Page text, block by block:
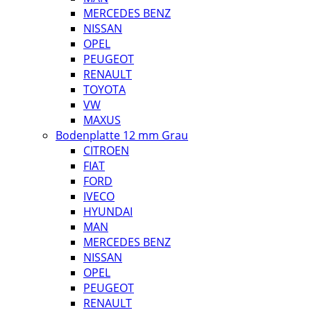
MERCEDES BENZ
NISSAN
OPEL
PEUGEOT
RENAULT
TOYOTA
VW
MAXUS
Bodenplatte 12 mm Grau
CITROEN
FIAT
FORD
IVECO
HYUNDAI
MAN
MERCEDES BENZ
NISSAN
OPEL
PEUGEOT
RENAULT